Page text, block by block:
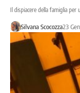
Il dispiacere della famiglia
Silvana Scocozza23